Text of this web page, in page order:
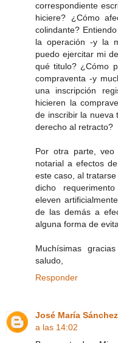
correspondiente
hiciere? ¿Cómo
colindante?
la operación -y la
puedo ejercitar mi
qué titulo? ¿Cómo
compraventa -y
una inscripción
hicieren la
de inscribir la nueva
derecho al retracto?
Por otra parte, veo
notarial a efectos
este caso, al
dicho
eleven
de las demás a
alguna forma de
Muchísimas
saludo,
Responder
José María
a las 14:02